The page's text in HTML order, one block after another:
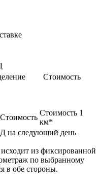
Стоимость
Стоимость
Стоимость 1
км*
на следующий день
из фиксированной
по выбранному
в обе стороны.